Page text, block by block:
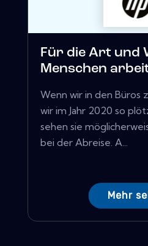
Für die Art und
Menschen
Wenn wir in den Büros
wir im Jahr 2020 so
sehen sie
bei der Abreise. A...
Mehr